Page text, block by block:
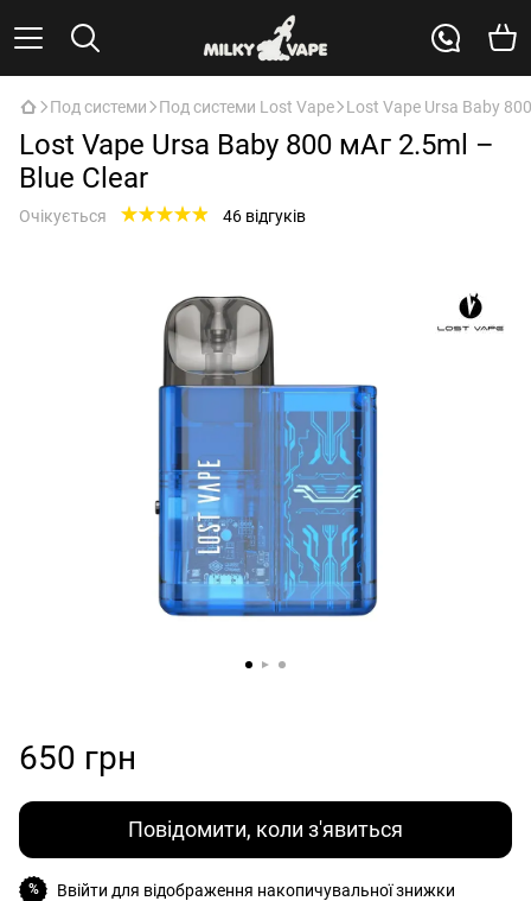
Под системи Под системи Lost Vape Lost Vape Ursa Baby
Lost Vape Ursa Baby 800 мАг 2.5ml –
Blue Clear
Очікується 46 відгуків
650 грн
Повідомити, коли з'явиться
% Ввійти для відображення накопичувальної знижки